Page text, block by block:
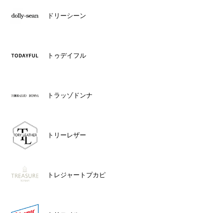
ドリーシーン
トゥデイフル
トラッゾドンナ
トリーレザー
トレジャートプカピ